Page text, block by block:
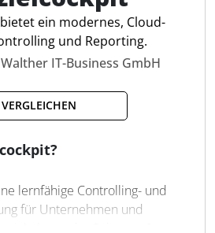
ein modernes, Cloud-
und Reporting.
IT-Business GmbH
VERGLEICHEN
lernfähige Controlling- und
für Unternehmen und